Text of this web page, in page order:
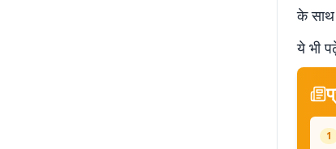
के साथ
ये भी
1